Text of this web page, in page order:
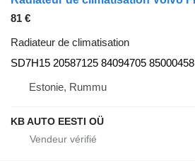
81 €
Radiateur de climatisation
SD7H15 20587125 84094705 85000458
Estonie, Rummu
KB AUTO EESTI OÜ